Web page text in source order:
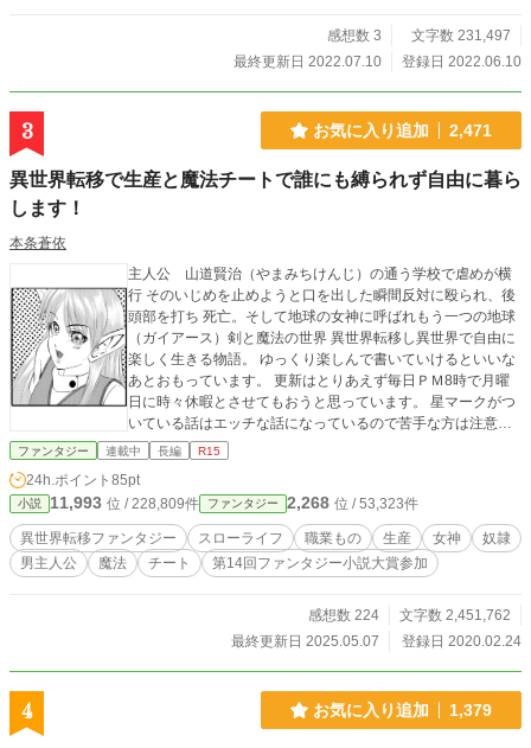
感想数 3
文字数 231,497
最終更新日 2022.07.10
登録日 2022.06.10
3 お気に入り追加 2,471
異世界転移で生産と魔法チートで誰にも縛られず自由に暮ら
します！
本条蒼依
主人公 山道賢治（やまみちけんじ）の通う学校で虐めが横
行 そのいじめを止めようと口を出した瞬間反対に殴られ、後
頭部を打ち 死亡。そして地球の女神に呼ばれもう一つの地球
（ガイアース）剣と魔法の世界 異世界転移し異世界で自由に
楽しく生きる物語。 ゆっくり楽しんで書いていけるといいな
あとおもっています。 更新はとりあえず毎日ＰＭ8時で月曜
日に時々休暇とさせてもおうと思っています。 星マークがつ
いている話はエッチな話になっているので苦手な方は注意し
てくださいね。
ファンタジー 連載中 長編 R15
24h.ポイント 85pt
小説 11,993 位 / 228,809件 ファンタジー 2,268 位 / 53,323件
異世界転移ファンタジー スローライフ 職業もの 生産 女神
奴隷
男主人公
魔法 チート 第14回ファンタジー小説大賞参加
感想数 224
文字数 2,451,762
最終更新日 2025.05.07
登録日 2020.02.24
4 お気に入り追加 1,379